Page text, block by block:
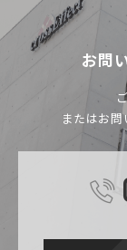
お問
またはお